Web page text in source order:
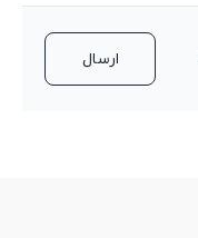
ارسال